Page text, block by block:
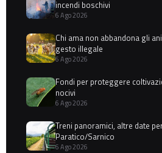
incendi boschivi
6 Ago 2026
Chi ama non abbandona gli
gesto illegale
6 Ago 2026
Fondi per proteggere
nocivi
6 Ago 2026
Treni panoramici, altre date
Paratico/Sarnico
6 Ago 2026